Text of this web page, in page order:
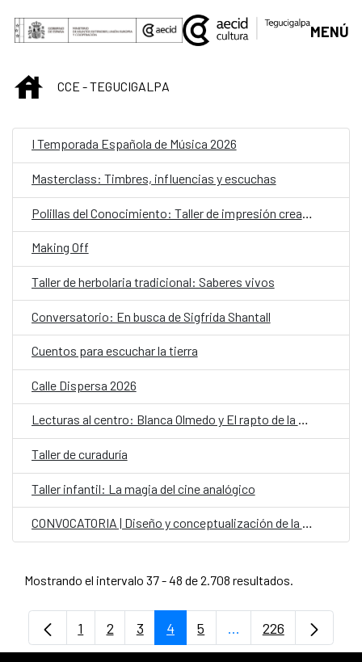
Saltar al contenido principal
MENÚ
INICIOCCE - TEGUCIGALPA
I Temporada Española de Música 2026
Masterclass: Timbres, influencias y escuchas
Making Off
Taller de herbolaria tradicional: Saberes vivos
Conversatorio: En busca de Sigfrida Shantall
Cuentos para escuchar la tierra
Calle Dispersa 2026
Lecturas al centro: Blanca Olmedo y El rapto de la Sevillana
Taller de curaduría
Taller infantil: La magia del cine analógico
CONVOCATORIA | Diseño y conceptualización de la carroza del CCET
Mostrando el intervalo 37 - 48 de 2.708 resultados.
Página
1 Página
2 Página
3 Página
4 Página
5 ...Páginas intermedias
Página
226